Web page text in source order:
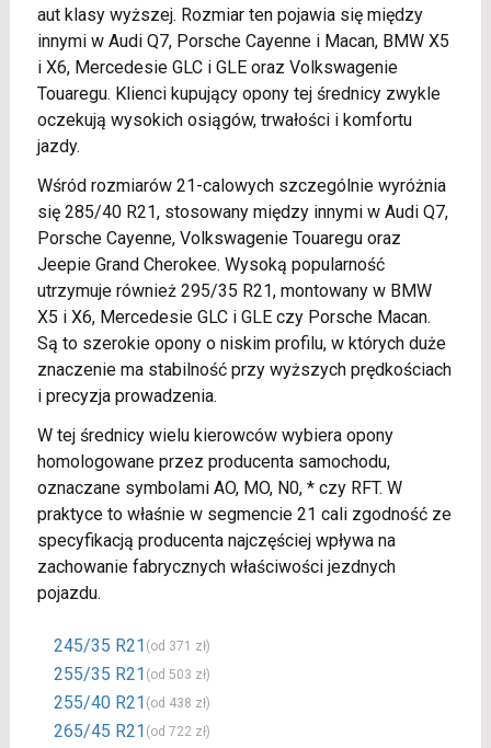
aut klasy wyższej. Rozmiar ten pojawia się między
innymi w Audi Q7, Porsche Cayenne i Macan, BMW X5
i X6, Mercedesie GLC i GLE oraz Volkswagenie
Touaregu. Klienci kupujący opony tej średnicy zwykle
oczekują wysokich osiągów, trwałości i komfortu
jazdy.
Wśród rozmiarów 21-calowych szczególnie wyróżnia
się 285/40 R21, stosowany między innymi w Audi Q7,
Porsche Cayenne, Volkswagenie Touaregu oraz
Jeepie Grand Cherokee. Wysoką popularność
utrzymuje również 295/35 R21, montowany w BMW
X5 i X6, Mercedesie GLC i GLE czy Porsche Macan.
Są to szerokie opony o niskim profilu, w których duże
znaczenie ma stabilność przy wyższych prędkościach
i precyzja prowadzenia.
W tej średnicy wielu kierowców wybiera opony
homologowane przez producenta samochodu,
oznaczane symbolami AO, MO, N0, * czy RFT. W
praktyce to właśnie w segmencie 21 cali zgodność ze
specyfikacją producenta najczęściej wpływa na
zachowanie fabrycznych właściwości jezdnych
pojazdu.
245/35 R21 (od 371 zł)
255/35 R21 (od 503 zł)
255/40 R21 (od 438 zł)
265/45 R21 (od 722 zł)